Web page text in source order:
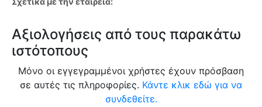
Αξιολογήσεις από τους παρακάτω
ιστότοπους
Μόνο οι εγγεγραμμένοι χρήστες έχουν πρόσβαση
σε αυτές τις πληροφορίες. Κάντε κλικ εδώ για να
συνδεθείτε.